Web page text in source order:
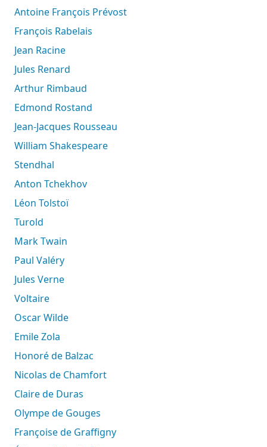
Antoine François Prévost
François Rabelais
Jean Racine
Jules Renard
Arthur Rimbaud
Edmond Rostand
Jean-Jacques Rousseau
William Shakespeare
Stendhal
Anton Tchekhov
Léon Tolstoï
Turold
Mark Twain
Paul Valéry
Jules Verne
Voltaire
Oscar Wilde
Emile Zola
Honoré de Balzac
Nicolas de Chamfort
Claire de Duras
Olympe de Gouges
Françoise de Graffigny